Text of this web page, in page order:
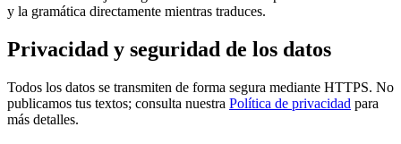
y la gramática directamente mientras traduces.
Privacidad y seguridad de los datos
Todos los datos se transmiten de forma segura mediante HTTPS. No
publicamos tus textos; consulta nuestra Política de privacidad para
más detalles.